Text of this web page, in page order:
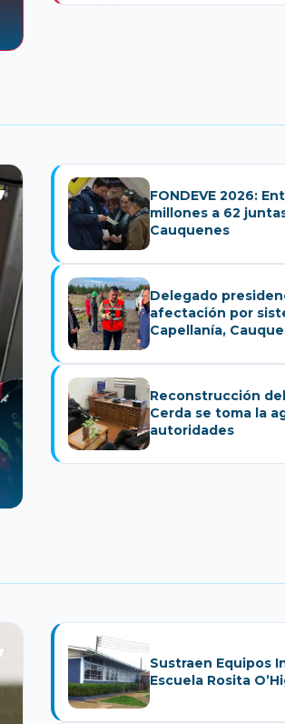
FONDEVE 2026:
millones a 62
Cauquenes
Delegado
afectación por
Capellanía,
Reconstrucción
Cerda se toma la
autoridades
Sustraen Equipos
Escuela Rosita